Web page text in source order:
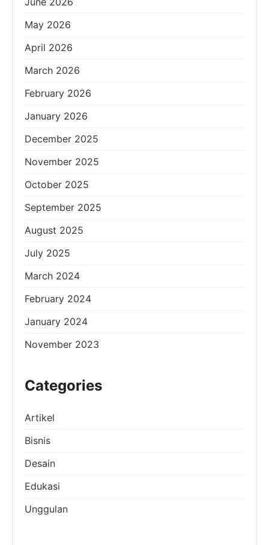
May 2026
April 2026
March 2026
February 2026
January 2026
December 2025
November 2025
October 2025
September 2025
August 2025
July 2025
March 2024
February 2024
January 2024
November 2023
Categories
Artikel
Bisnis
Desain
Edukasi
Unggulan